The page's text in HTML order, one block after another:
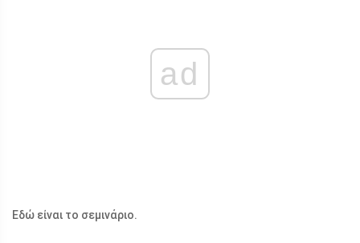
ad
Εδώ είναι το σεμινάριο.